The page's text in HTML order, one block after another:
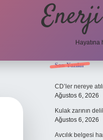
Hayatına
Son Yazılar
CD’ler nereye
Ağustos 6, 2026
Kulak zarının
Ağustos 6, 2026
Avcılık belgesi